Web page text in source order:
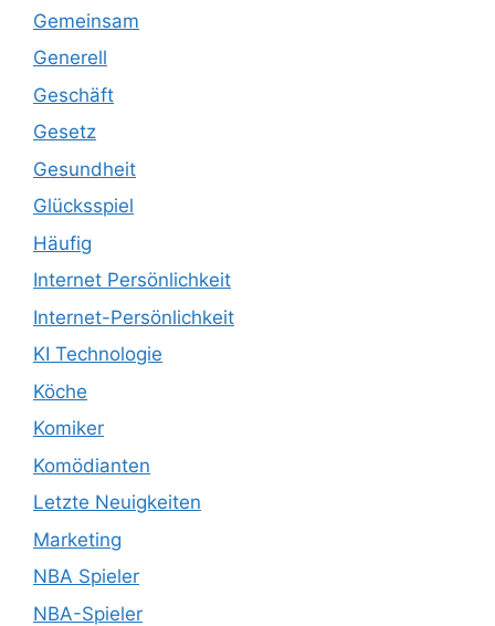
Gemeinsam
Generell
Geschäft
Gesetz
Gesundheit
Glücksspiel
Häufig
Internet Persönlichkeit
Internet-Persönlichkeit
KI Technologie
Köche
Komiker
Komödianten
Letzte Neuigkeiten
Marketing
NBA Spieler
NBA-Spieler